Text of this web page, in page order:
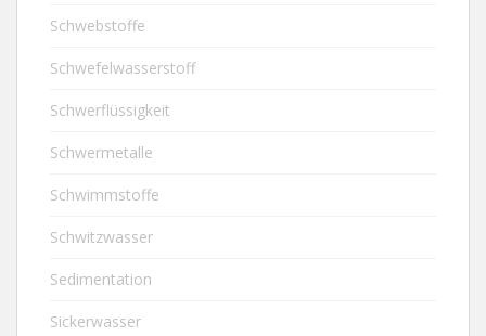
Schwebstoffe
Schwefelwasserstoff
Schwerflüssigkeit
Schwermetalle
Schwimmstoffe
Schwitzwasser
Sedimentation
Sickerwasser